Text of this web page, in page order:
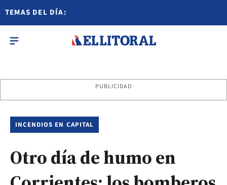
TEMAS DEL DÍA:
PUBLICIDAD
INCENDIOS EN CAPITAL
Otro día de humo en